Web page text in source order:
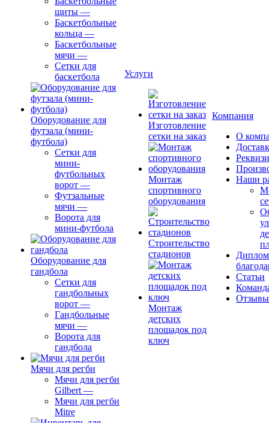
щиты —
Баскетбольные
кольца —
Баскетбольные
мячи —
Сетки для
баскетбола
Оборудование для
футзала (мини-
футбола)
Сетки для
мини-
футбольных
ворот —
Футзальные
мячи —
Ворота для
мини-футбола
Оборудование для
гандбола
Сетки для
гандбольных
ворот —
Гандбольные
мячи —
Ворота для
гандбола
Мячи для регби
Мячи для регби
Gilbert —
Мячи для регби
Mitre
Услуги
Изготовление
сетки на заказ
Монтаж
спортивного
оборудования
Строительство
стадионов
Монтаж
детских
площадок под
ключ
Компания
О
Наши
Статьи
Отзывы